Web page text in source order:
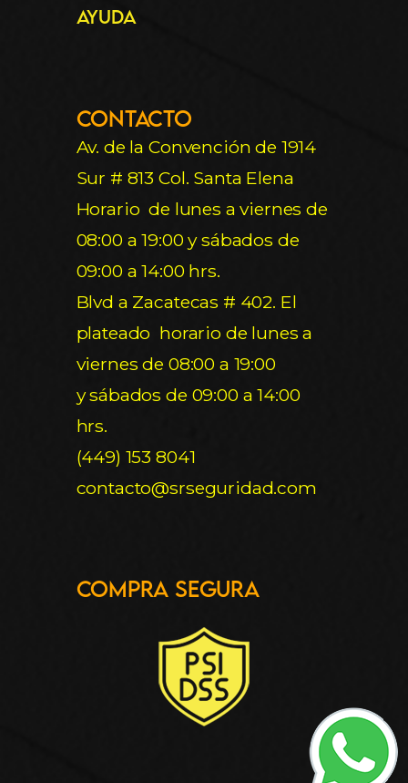
Ayuda
Contacto
Av. de la Convención de 1914
Sur # 813 Col. Santa Elena
Horario de lunes a viernes de
08:00 a 19:00 y sábados de
09:00 a 14:00 hrs.
Blvd a Zacatecas # 402. El
plateado horario de lunes a
viernes de 08:00 a 19:00
y sábados de 09:00 a 14:00
hrs.
(449) 153 8041
contacto@srseguridad.com
Compra Segura